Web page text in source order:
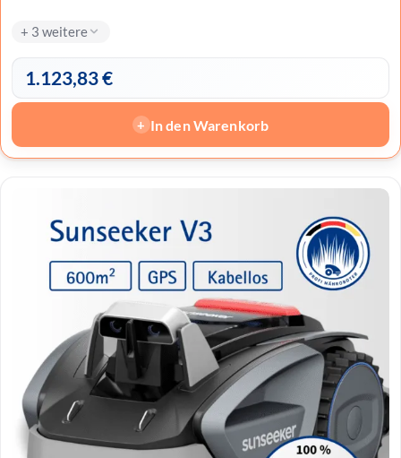
+ 3 weitere
1.123,83€
+ In den Warenkorb